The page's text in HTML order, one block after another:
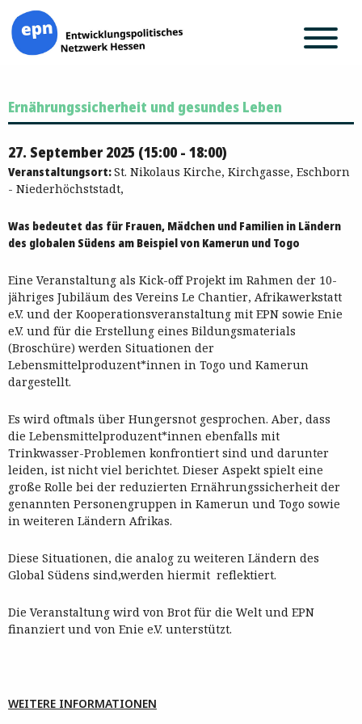
Inhalt
springen
Ernährungssicherheit und gesundes Leben
27. September 2025 (15:00 - 18:00)
Veranstaltungsort:St. Nikolaus Kirche, Kirchgasse, Eschborn
- Niederhöchststadt,
Was bedeutet das für Frauen, Mädchen und Familien in Ländern
des globalen Südens am Beispiel von Kamerun und Togo
Eine Veranstaltung als Kick-off Projekt im Rahmen der 10-
jähriges Jubiläum des Vereins Le Chantier, Afrikawerkstatt
e.V. und der Kooperationsveranstaltung mit EPN sowie Enie
e.V. und für die Erstellung eines Bildungsmaterials
(Broschüre) werden Situationen der
Lebensmittelproduzent*innen in Togo und Kamerun
dargestellt.
Es wird oftmals über Hungersnot gesprochen. Aber, dass
die Lebensmittelproduzent*innen ebenfalls mit
Trinkwasser-Problemen konfrontiert sind und darunter
leiden, ist nicht viel berichtet. Dieser Aspekt spielt eine
große Rolle bei der reduzierten Ernährungssicherheit der
genannten Personengruppen in Kamerun und Togo sowie
in weiteren Ländern Afrikas.
Diese Situationen, die analog zu weiteren Ländern des
Global Südens sind,werden hiermit reflektiert.
Die Veranstaltung wird von Brot für die Welt und EPN
finanziert und von Enie e.V. unterstützt.
WEITERE INFORMATIONEN